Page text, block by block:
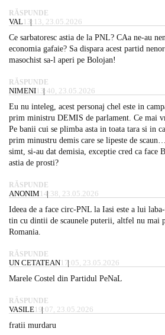
RĂSPUNDE
VAL13:13, 23.05.2026
Ce sarbatoresc astia de la PNL? CAa ne-au
economia gafaie? Sa dispara acest partid
masochist sa-l aperi pe Bolojan!
RĂSPUNDE
NIMENI13:40, 23.05.2026
Eu nu inteleg, acest personaj chel este in
prim ministru DEMIS de parlament. Ce mai
Pe banii cui se plimba asta in toata tara si in
prim minustru demis care se lipeste de
simt, si-au dat demisia, exceptie cred ca face
astia de prosti?
RĂSPUNDE
ANONIM 14:38, 23.05.2026
Ideea de a face circ-PNL la Iasi este a lui
tin cu dintii de scaunele puterii, altfel nu mai
Romania.
RĂSPUNDE
UN CETATEAN17:05, 23.05.2026
Marele Costel din Partidul PeNaL
RĂSPUNDE
VASILE19:07, 23.05.2026
fratii murdaru